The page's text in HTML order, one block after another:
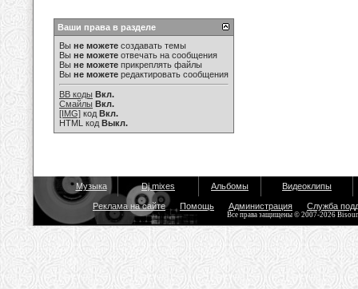
Ваши права в разделе
Вы не можете создавать темы
Вы не можете отвечать на сообщения
Вы не можете прикреплять файлы
Вы не можете редактировать сообщения
BB коды Вкл.
Смайлы Вкл.
[IMG] код Вкл.
HTML код Выкл.
Музыка Dj mixes Альбомы Видеоклипы
Реклама на сайте Помощь Администрация Служба
Все права защищены © 2007-2026